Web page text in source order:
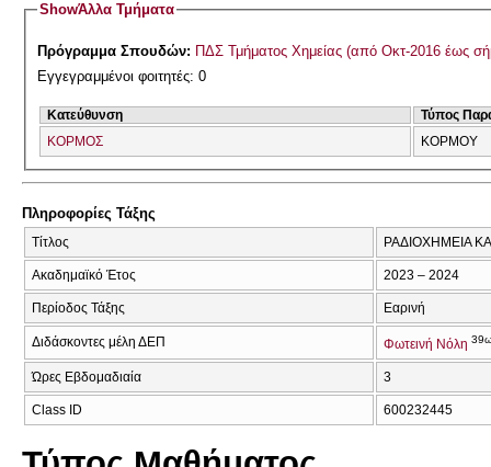
ShowΆλλα Τμήματα
Πρόγραμμα Σπουδών: ΠΔΣ Τμήματος Χημείας (από Οκτ-2016 έως
Εγγεγραμμένοι φοιτητές: 0
Κατεύθυνση
Τύπος
ΚΟΡΜΟΣ
ΚΟΡΜΟΥ
Πληροφορίες Τάξης
Τίτλος ΡΑΔΙΟΧΗΜΕΙΑ
Ακαδημαϊκό Έτος 2023 – 2024
Περίοδος Τάξης Εαρινή
Διδάσκοντες μέλη ΔΕΠ Φωτεινή Νόλη
Ώρες Εβδομαδιαία 3
Class ID 600232445